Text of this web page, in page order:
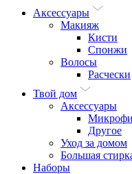
Аксессуары
Макияж
Кисти
Спонжи
Волосы
Расчески
Твой дом
Аксессуары
Другое
Уход за домом
Большая
Наборы